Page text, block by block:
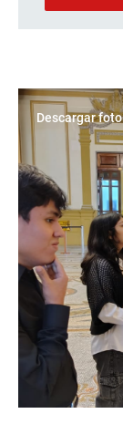
Descargar foto